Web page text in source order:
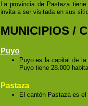
La provincia de Pastaza
invita a ser visitada en sus
MUNICIPIOS /
Puyo
Puyo es la capital de la
Puyo tiene 28.000
Pastaza
El cantón Pastaza es el